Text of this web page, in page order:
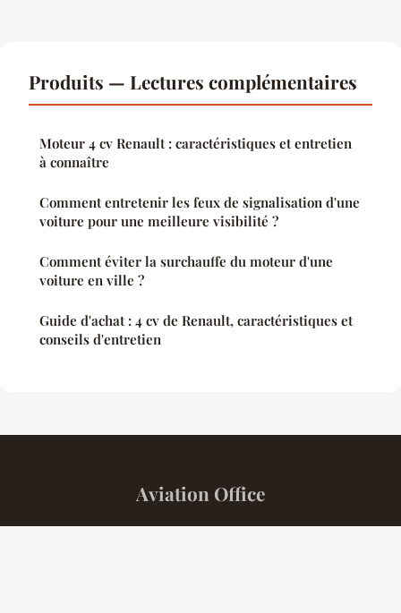
Produits — Lectures complémentaires
Moteur 4 cv Renault : caractéristiques et entretien
à connaître
Comment entretenir les feux de signalisation d'une
voiture pour une meilleure visibilité ?
Comment éviter la surchauffe du moteur d'une
voiture en ville ?
Guide d'achat : 4 cv de Renault, caractéristiques et
conseils d'entretien
Aviation Office